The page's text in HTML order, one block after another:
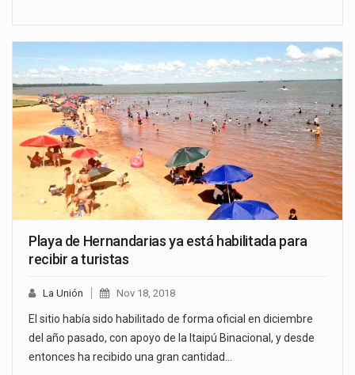
Playa de Hernandarias ya está habilitada para
recibir a turistas
La Unión Nov 18, 2018
El sitio había sido habilitado de forma oficial en diciembre
del año pasado, con apoyo de la Itaipú Binacional, y desde
entonces ha recibido una gran cantidad…